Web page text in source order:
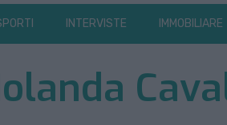
INTERVISTE IMMOBILIARE